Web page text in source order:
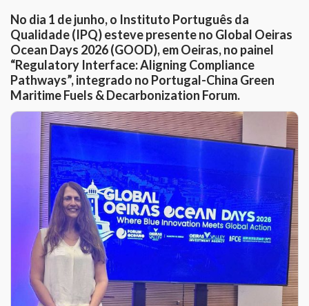
No dia 1 de junho, o Instituto Português da
Qualidade (IPQ) esteve presente no Global Oeiras
Ocean Days 2026 (GOOD), em Oeiras, no painel
“Regulatory Interface: Aligning Compliance
Pathways”, integrado no Portugal-China Green
Maritime Fuels & Decarbonization Forum.